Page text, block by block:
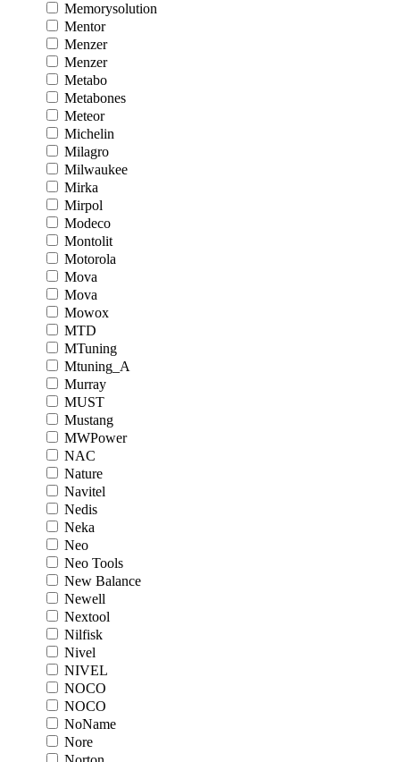
Memorysolution
Mentor
Menzer
Menzer
Metabo
Metabones
Meteor
Michelin
Milagro
Milwaukee
Mirka
Mirpol
Modeco
Montolit
Motorola
Mova
Mova
Mowox
MTD
MTuning
Mtuning_A
Murray
MUST
Mustang
MWPower
NAC
Nature
Navitel
Nedis
Neka
Neo
Neo Tools
New Balance
Newell
Nextool
Nilfisk
Nivel
NIVEL
NOCO
NOCO
NoName
Nore